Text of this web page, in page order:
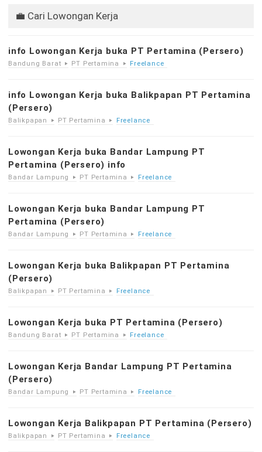
💼 Cari Lowongan Kerja
info Lowongan Kerja buka PT Pertamina (Persero)
Bandung Barat PT Pertamina Freelance
info Lowongan Kerja buka Balikpapan PT Pertamina
(Persero)
Balikpapan PT Pertamina Freelance
Lowongan Kerja buka Bandar Lampung PT
Pertamina (Persero) info
Bandar Lampung PT Pertamina Freelance
Lowongan Kerja buka Bandar Lampung PT
Pertamina (Persero)
Bandar Lampung PT Pertamina Freelance
Lowongan Kerja buka Balikpapan PT Pertamina
(Persero)
Balikpapan PT Pertamina Freelance
Lowongan Kerja buka PT Pertamina (Persero)
Bandung Barat PT Pertamina Freelance
Lowongan Kerja Bandar Lampung PT Pertamina
(Persero)
Bandar Lampung PT Pertamina Freelance
Lowongan Kerja Balikpapan PT Pertamina (Persero)
Balikpapan PT Pertamina Freelance